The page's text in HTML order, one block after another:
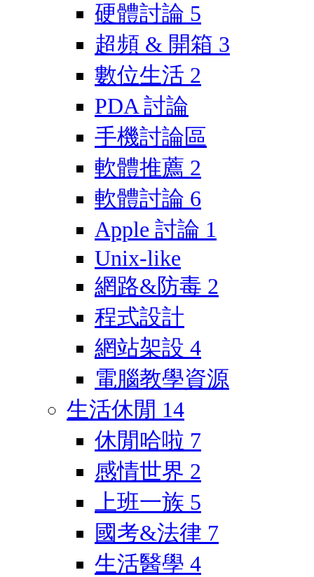
硬體討論 5
超頻 & 開箱 3
數位生活 2
PDA 討論
手機討論區
軟體推薦 2
軟體討論 6
Apple 討論 1
Unix-like
網路&防毒 2
程式設計
網站架設 4
電腦教學資源
生活休閒 14
休閒哈啦 7
感情世界 2
上班一族 5
國考&法律 7
生活醫學 4